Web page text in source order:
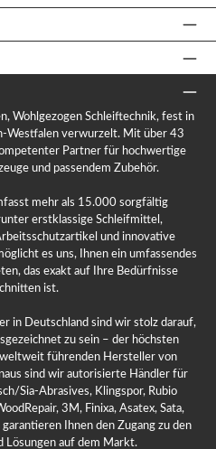
Wohlgezogen Schleiftechnik, fest in
Westfalen verwurzelt. Mit über 43
Partner für hochwertige
und passendem Zubehör.
mehr als 15.000 sorgfältig
erstklassige Schleifmittel,
und innovative
es uns, Ihnen ein umfassendes
das exakt auf Ihre Bedürfnisse
ist.
in Deutschland sind wir stolz darauf,
zu sein – der höchsten
führenden Hersteller von
sind wir autorisierte Händler für
Sia-Abrasives, Klingspor, Rubio
3M, Finixa, Asatex, Sata,
Ihnen den Zugang zu den
Lösungen auf dem Markt.